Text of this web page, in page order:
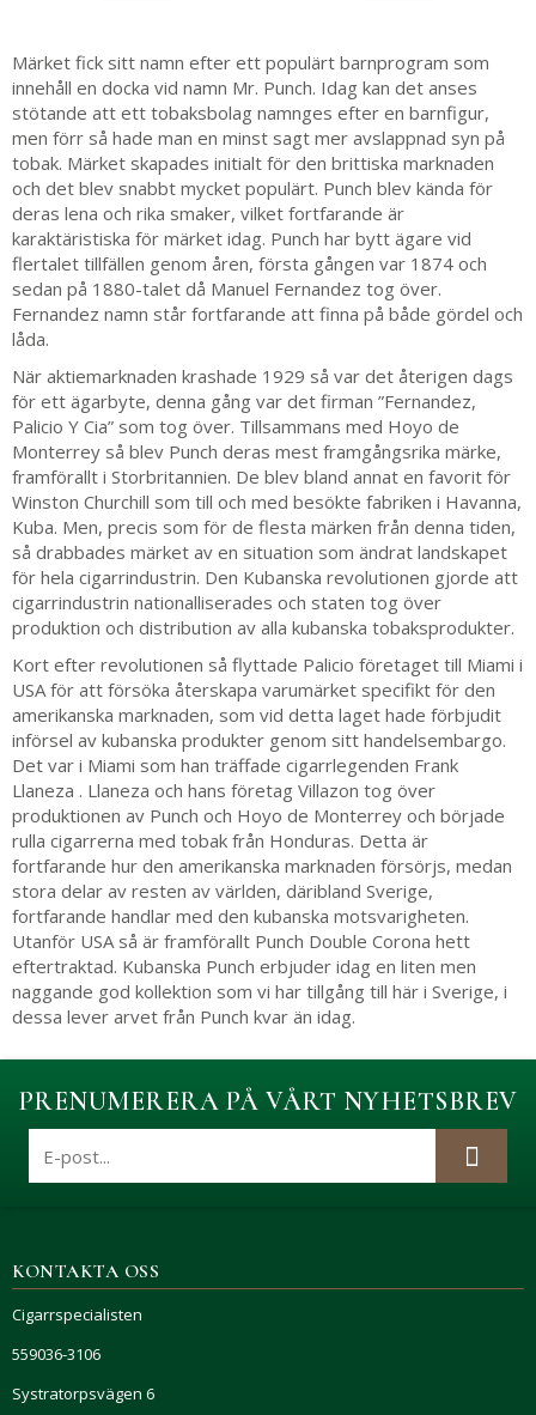
Märket fick sitt namn efter ett populärt barnprogram som
innehåll en docka vid namn Mr. Punch. Idag kan det anses
stötande att ett tobaksbolag namnges efter en barnfigur,
men förr så hade man en minst sagt mer avslappnad syn på
tobak. Märket skapades initialt för den brittiska marknaden
och det blev snabbt mycket populärt. Punch blev kända för
deras lena och rika smaker, vilket fortfarande är
karaktäristiska för märket idag. Punch har bytt ägare vid
flertalet tillfällen genom åren, första gången var 1874 och
sedan på 1880-talet då Manuel Fernandez tog över.
Fernandez namn står fortfarande att finna på både gördel och
låda.
När aktiemarknaden krashade 1929 så var det återigen dags
för ett ägarbyte, denna gång var det firman ”Fernandez,
Palicio Y Cia” som tog över. Tillsammans med Hoyo de
Monterrey så blev Punch deras mest framgångsrika märke,
framförallt i Storbritannien. De blev bland annat en favorit för
Winston Churchill som till och med besökte fabriken i Havanna,
Kuba. Men, precis som för de flesta märken från denna tiden,
så drabbades märket av en situation som ändrat landskapet
för hela cigarrindustrin. Den Kubanska revolutionen gjorde att
cigarrindustrin nationalliserades och staten tog över
produktion och distribution av alla kubanska tobaksprodukter.
Kort efter revolutionen så flyttade Palicio företaget till Miami i
USA för att försöka återskapa varumärket specifikt för den
amerikanska marknaden, som vid detta laget hade förbjudit
införsel av kubanska produkter genom sitt handelsembargo.
Det var i Miami som han träffade cigarrlegenden Frank
Llaneza . Llaneza och hans företag Villazon tog över
produktionen av Punch och Hoyo de Monterrey och började
rulla cigarrerna med tobak från Honduras. Detta är
fortfarande hur den amerikanska marknaden försörjs, medan
stora delar av resten av världen, däribland Sverige,
fortfarande handlar med den kubanska motsvarigheten.
Utanför USA så är framförallt Punch Double Corona hett
eftertraktad. Kubanska Punch erbjuder idag en liten men
naggande god kollektion som vi har tillgång till här i Sverige, i
dessa lever arvet från Punch kvar än idag.
PRENUMERERA PÅ VÅRT NYHETSBREV
KONTAKTA OSS
Cigarrspecialisten
559036-3106
Systratorpsvägen 6